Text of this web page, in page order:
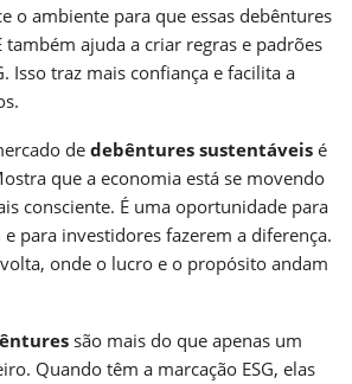
o ambiente para que essas debêntures
também ajuda a criar regras e padrões
Isso traz mais confiança e facilita a
de debêntures sustentáveis é
que a economia está se movendo
consciente. É uma oportunidade para
para investidores fazerem a diferença.
onde o lucro e o propósito andam
são mais do que apenas um
Quando têm a marcação ESG, elas